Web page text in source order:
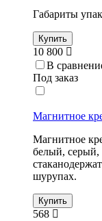
Габариты
Купить
10 800
В
Под заказ
Магнитное
Магнитное
белый, серый,
шурупах.
Купить
568